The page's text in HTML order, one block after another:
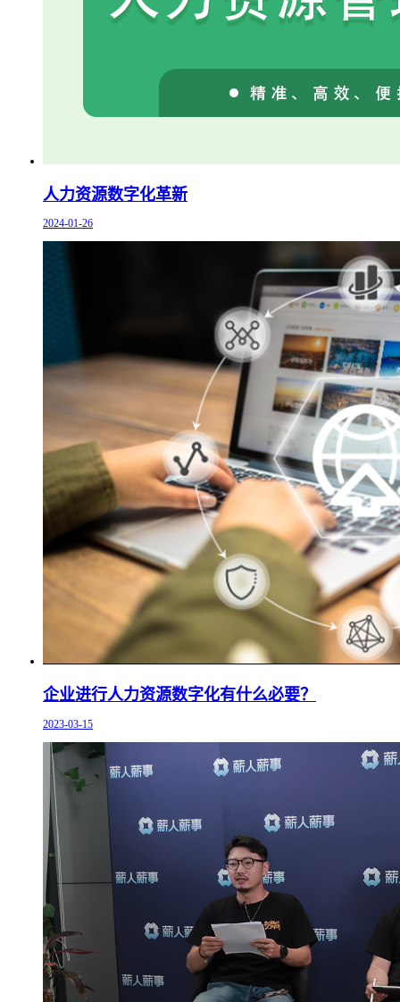
人力资源数字化革新
2024-01-26
企业进行人力资源数字化有什么必要？
2023-03-15